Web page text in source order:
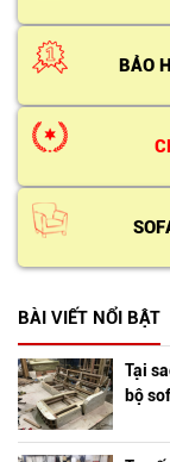
BẢO
BÀI VIẾT NỔI BẬT
Tại
bộ